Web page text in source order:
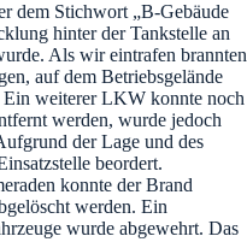
dem Stichwort „B-Gebäude
hinter der Tankstelle an
Als wir eintrafen brannten
auf dem Betriebsgelände
weiterer LKW konnte noch
werden, wurde jedoch
der Lage und des
beordert.
konnte der Brand
werden. Ein
wurde abgewehrt. Das